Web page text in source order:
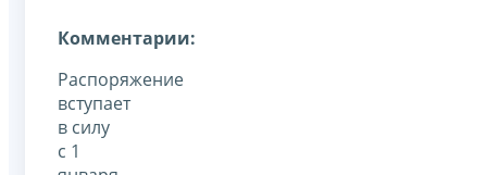
Комментарии:
Распоряжение
вступает
в силу
с 1